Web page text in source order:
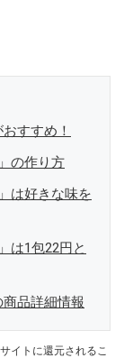
すすめ！
の作り方
は好きな味を
は1包22円と
品詳細情報
イトに還元されるこ